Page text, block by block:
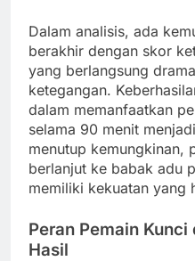
Dalam analisis, ada
berakhir dengan skor
yang berlangsung
ketegangan.
dalam memanfaatkan
selama 90 menit
menutup kemungkinan,
berlanjut ke babak adu
memiliki kekuatan yang
Peran Pemain
Hasil